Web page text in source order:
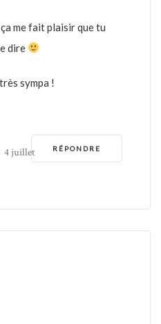
me fait plaisir que tu
dire
sympa !
RÉPONDRE
4 juillet